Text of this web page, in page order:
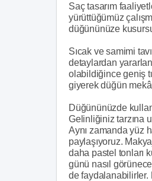
Saç tasarım
yürüttüğümüz
düğününüze
Sıcak ve samimi
detaylardan
olabildiğince geniş
giyerek düğün
Düğününüzde
Gelinliğiniz tarzına
Aynı zamanda yüz
paylaşıyoruz.
daha pastel tonları
günü nasıl
de faydalanabilirler.